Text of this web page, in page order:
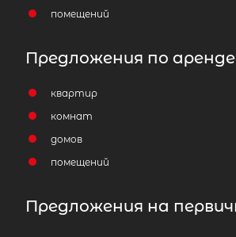
Ленинградская
район, городской
улица Гагарина, 5
2 000 000
Жилая площадь
помещений
Предложения по аренде
квартир
комнат
домов
помещений
Предложения на